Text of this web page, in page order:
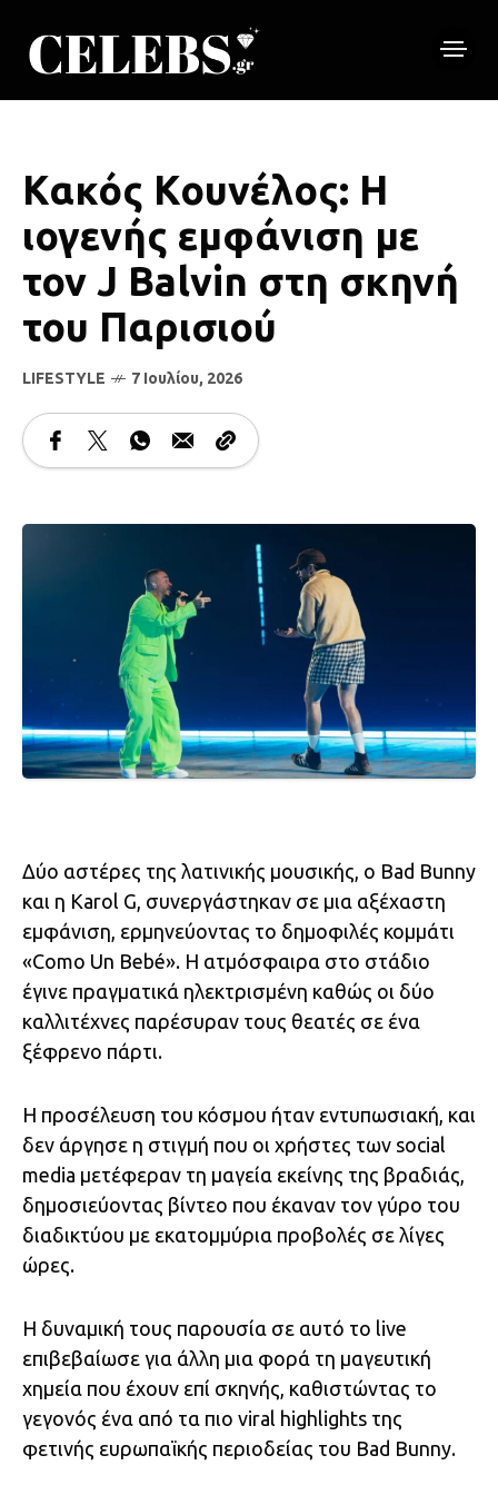
Κακός Κουνέλος: Η
ιογενής εμφάνιση με
τον J Balvin στη σκηνή
του Παρισιού
LIFESTYLE 7 Ιουλίου, 2026
Δύο αστέρες της λατινικής μουσικής, ο Bad Bunny
και η Karol G, συνεργάστηκαν σε μια αξέχαστη
εμφάνιση, ερμηνεύοντας το δημοφιλές κομμάτι
«Como Un Bebé». Η ατμόσφαιρα στο στάδιο
έγινε πραγματικά ηλεκτρισμένη καθώς οι δύο
καλλιτέχνες παρέσυραν τους θεατές σε ένα
ξέφρενο πάρτι.
Η προσέλευση του κόσμου ήταν εντυπωσιακή, και
δεν άργησε η στιγμή που οι χρήστες των social
media μετέφεραν τη μαγεία εκείνης της βραδιάς,
δημοσιεύοντας βίντεο που έκαναν τον γύρο του
διαδικτύου με εκατομμύρια προβολές σε λίγες
ώρες.
Η δυναμική τους παρουσία σε αυτό το live
επιβεβαίωσε για άλλη μια φορά τη μαγευτική
χημεία που έχουν επί σκηνής, καθιστώντας το
γεγονός ένα από τα πιο viral highlights της
φετινής ευρωπαϊκής περιοδείας του Bad Bunny.